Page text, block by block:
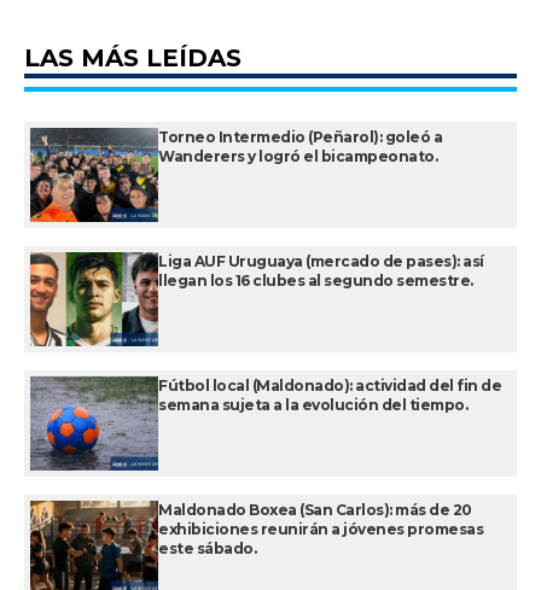
LAS MÁS LEÍDAS
Torneo Intermedio (Peñarol): goleó a
Wanderers y logró el bicampeonato.
Liga AUF Uruguaya (mercado de pases): así
llegan los 16 clubes al segundo semestre.
Fútbol local (Maldonado): actividad del fin de
semana sujeta a la evolución del tiempo.
Maldonado Boxea (San Carlos): más de 20
exhibiciones reunirán a jóvenes promesas
este sábado.